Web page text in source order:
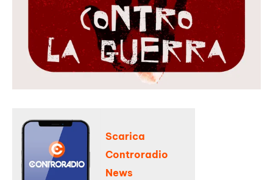
Scarica
Controradio
News